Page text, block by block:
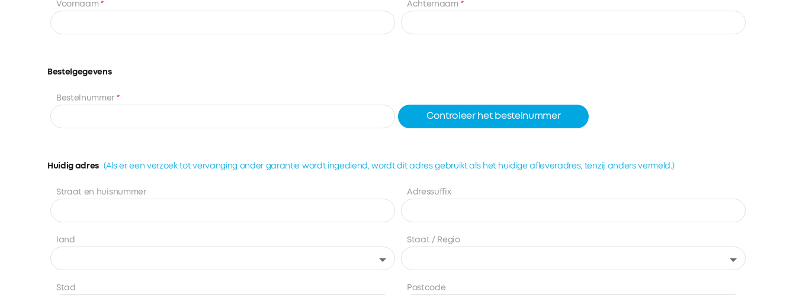
Voornaam * Achternaam *
Bestelgegevens
Bestelnummer *
Controleer het bestelnummer
Huidig adres (Als er een verzoek tot vervanging onder garantie wordt ingediend, wordt dit adres gebruikt als het huidige afleveradres, tenzij anders vermeld.)
Straat en huisnummer Adressuffix
land Staat / Regio
Stad Postcode